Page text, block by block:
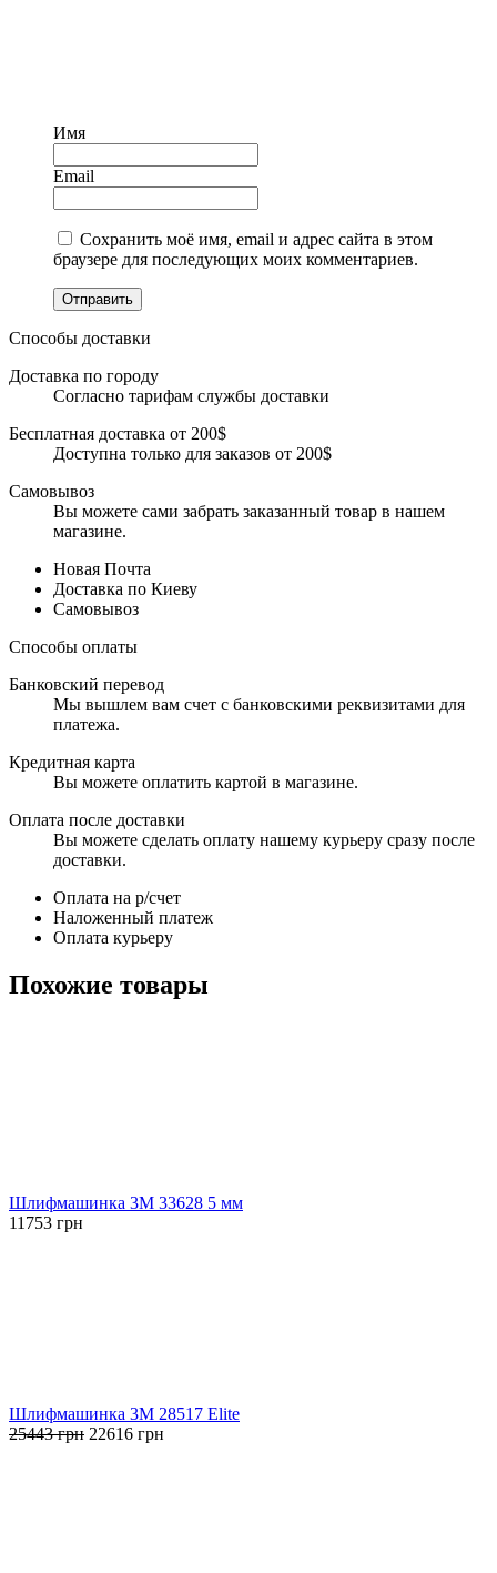
Имя
Email
Сохранить моё имя, email и адрес сайта в этом
браузере для последующих моих комментариев.
Отправить
Способы доставки
Доставка по городу
Согласно тарифам службы доставки
Бесплатная доставка от 200$
Доступна только для заказов от 200$
Самовывоз
Вы можете сами забрать заказанный товар в нашем
магазине.
Новая Почта
Доставка по Киеву
Самовывоз
Способы оплаты
Банковский перевод
Мы вышлем вам счет с банковскими реквизитами для
платежа.
Кредитная карта
Вы можете оплатить картой в магазине.
Оплата после доставки
Вы можете сделать оплату нашему курьеру сразу после
доставки.
Оплата на р/счет
Наложенный платеж
Оплата курьеру
Похожие товары
Шлифмашинка 3М 33628 5 мм
11753 грн
Шлифмашинка 3М 28517 Elite
25443грн Первоначальная
22616 грн